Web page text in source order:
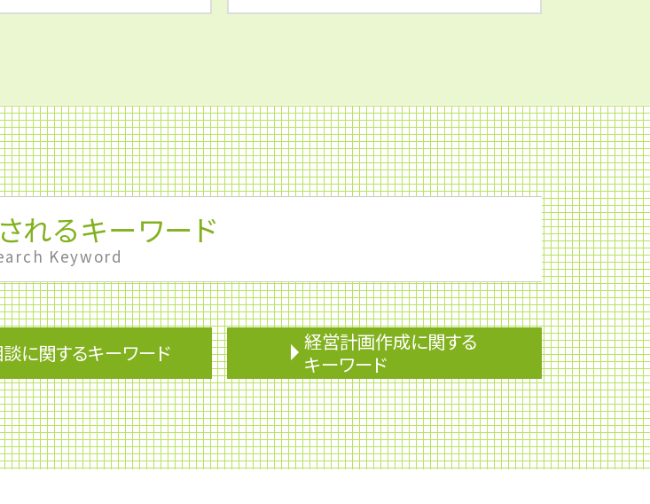
れるキーワード
Keyword
に関するキーワード
期限
経営計画作成に関する
キーワード
企業会計
株主優待
株式消却
監査役